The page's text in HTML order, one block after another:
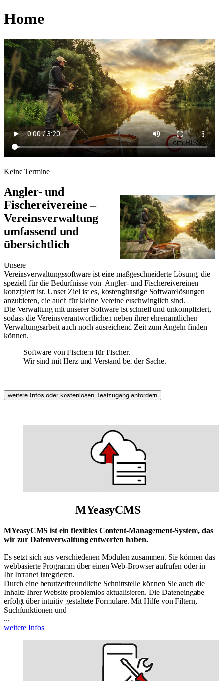
Home
Keine Termine
Angler- und
Fischereivereine –
Vereinsverwaltung
umfassend und
übersichtlich
Unsere
Vereinsverwaltungssoftware ist eine maßgeschneiderte Lösung, die
speziell für die Bedürfnisse von Angler- und Fischereivereinen
konzipiert ist. Unser Ziel ist es, kostengünstige Softwarelösungen
anzubieten, die auch für kleine Vereine erschwinglich sind.
Die Verwaltung mit unserer Software ist schnell und unkompliziert,
sodass die Vereinsverantwortlichen neben ihrer ehrenamtlichen
Verwaltungsarbeit auch noch ausreichend Zeit zum Angeln finden
können.
Software von Fischern für Fischer.
Wir sind mit Herz und Verstand bei der Sache.
weitere Infos oder kostenlosen Testzugang anfordern
MYeasyCMS
MYeasyCMS ist ein flexibles Content-Management-System, das
wir zur Datenverwaltung entworfen haben.
Es setzt sich aus verschiedenen Modulen zusammen. Sie können das
webbasierte Programm über einen Web-Browser aufrufen oder in
Ihr Intranet integrieren.
Durch eine benutzerfreundliche Schnittstelle können Sie auch die
Inhalte Ihrer Website problemlos aktualisieren. Die Dateneingabe
erfolgt über intuitiv gestaltete Formulare. Mit Hilfe von Filtern,
Suchfunktionen und
...
weitere Infos